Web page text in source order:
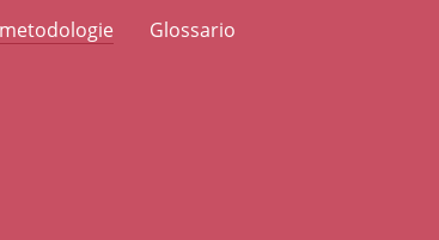
Glossario